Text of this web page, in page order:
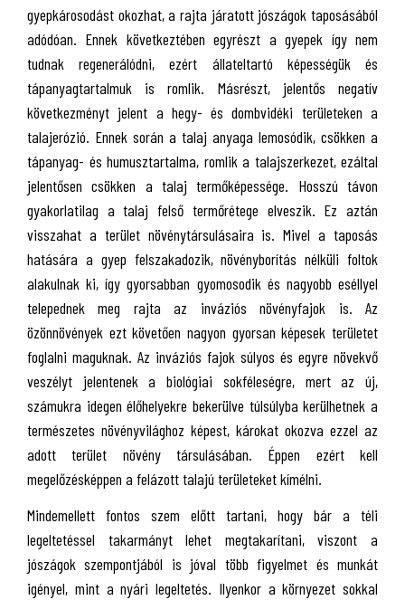
gyepkárosodást okozhat, a rajta járatott jószágok taposásából
adódóan. Ennek következtében egyrészt a gyepek így nem
tudnak regenerálódni, ezért állateltartó képességük és
tápanyagtartalmuk is romlik. Másrészt, jelentős negatív
következményt jelent a hegy- és dombvidéki területeken a
talajerózió. Ennek során a talaj anyaga lemosódik, csökken a
tápanyag- és humusztartalma, romlik a talajszerkezet, ezáltal
jelentősen csökken a talaj termőképessége. Hosszú távon
gyakorlatilag a talaj felső termőrétege elveszik. Ez aztán
visszahat a terület növénytársulásaira is. Mivel a taposás
hatására a gyep felszakadozik, növényborítás nélküli foltok
alakulnak ki, így gyorsabban gyomosodik és nagyobb eséllyel
telepednek meg rajta az inváziós növényfajok is. Az
özönnövények ezt követően nagyon gyorsan képesek területet
foglalni maguknak. Az inváziós fajok súlyos és egyre növekvő
veszélyt jelentenek a biológiai sokféleségre, mert az új,
számukra idegen élőhelyekre bekerülve túlsúlyba kerülhetnek a
természetes növényvilághoz képest, károkat okozva ezzel az
adott terület növény társulásában. Éppen ezért kell
megelőzésképpen a felázott talajú területeket kímélni.
Mindemellett fontos szem előtt tartani, hogy bár a téli
legeltetéssel takarmányt lehet megtakarítani, viszont a
jószágok szempontjából is jóval több figyelmet és munkát
igényel, mint a nyári legeltetés. Ilyenkor a környezet sokkal